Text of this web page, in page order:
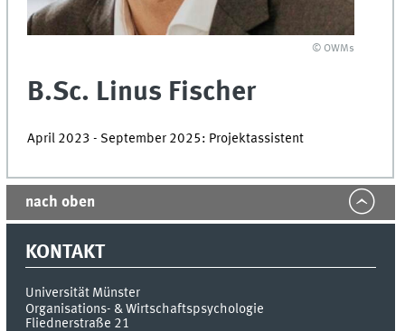
© OWMs
B.Sc. Linus Fischer
April 2023 - September 2025: Projektassistent
nach oben
KONTAKT
Universität Münster
Organisations- & Wirtschaftspsychologie
Fliednerstraße 21